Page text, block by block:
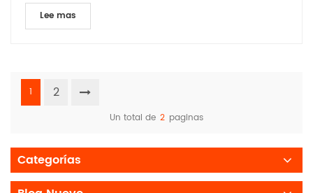
Lee mas
1 2
Un total de 2 paginas
Categorías